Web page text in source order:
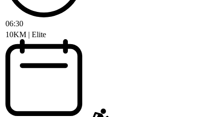
06:30
10KM | Elite